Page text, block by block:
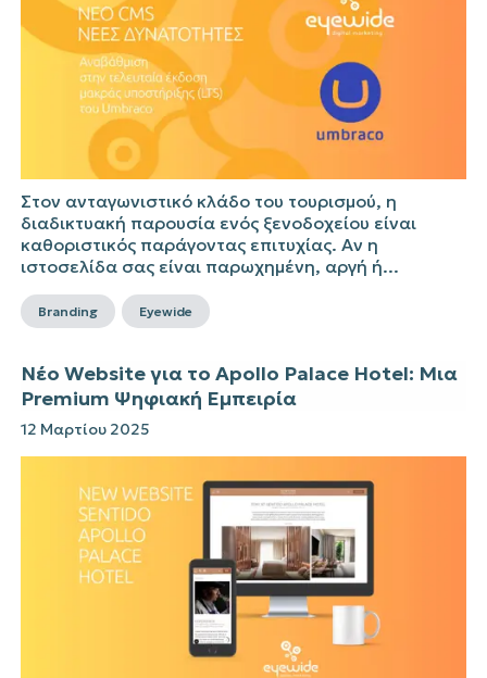
Στον ανταγωνιστικό κλάδο του τουρισμού, η
διαδικτυακή παρουσία ενός ξενοδοχείου είναι
καθοριστικός παράγοντας επιτυχίας. Αν η
ιστοσελίδα σας είναι παρωχημένη, αργή ή...
Branding Eyewide
Νέο Website για το Apollo Palace Hotel: Μια
Premium Ψηφιακή Εμπειρία
12 Μαρτίου 2025